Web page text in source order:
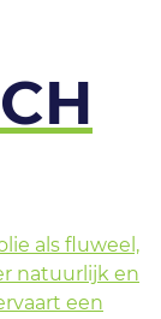
als fluweel,
natuurlijk en
een